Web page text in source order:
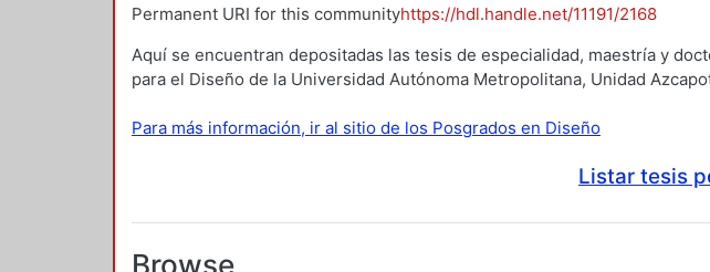
Permanent URI for this communityhttps://hdl.handle.net/11191/2168
Aquí se encuentran depositadas las tesis de especialidad, maestría y
para el Diseño de la Universidad Autónoma Metropolitana, Unidad
Para más información, ir al sitio de los Posgrados en Diseño
Listar tesis